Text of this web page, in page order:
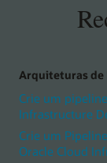
Arquiteturas de
Crie um
Infrastructure
Crie um
Oracle Cloud